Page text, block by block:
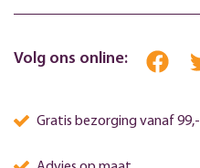
Volg ons online:
Gratis bezorging vanaf 99,-